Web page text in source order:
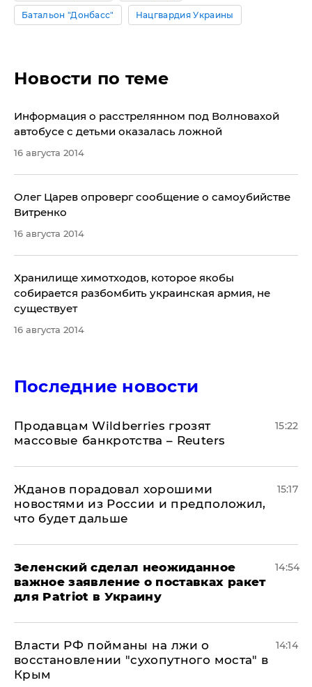
Батальон "Донбасс" Нацгвардия Украины
Новости по теме
Информация о расстрелянном под Волновахой
автобусе с детьми оказалась ложной
16 августа 2014
Олег Царев опроверг сообщение о самоубийстве
Витренко
16 августа 2014
Хранилище химотходов, которое якобы
собирается разбомбить украинская армия, не
существует
16 августа 2014
Последние новости
Продавцам Wildberries грозят
массовые банкротства – Reuters
15:22
Жданов порадовал хорошими
новостями из России и предположил,
что будет дальше
15:17
Зеленский сделал неожиданное
важное заявление о поставках ракет
для Patriot в Украину
14:54
Власти РФ пойманы на лжи о
восстановлении "сухопутного моста" в
Крым
14:14